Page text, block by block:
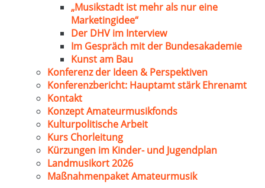
„Musikstadt ist mehr als nur eine
Marketingidee“
Der DHV im Interview
Im Gespräch mit der Bundesakademie
Kunst am Bau
Konferenz der Ideen & Perspektiven
Konferenzbericht: Hauptamt stärk Ehrenamt
Kontakt
Konzept Amateurmusikfonds
Kulturpolitische Arbeit
Kurs Chorleitung
Kürzungen im Kinder- und Jugendplan
Landmusikort 2026
Maßnahmenpaket Amateurmusik